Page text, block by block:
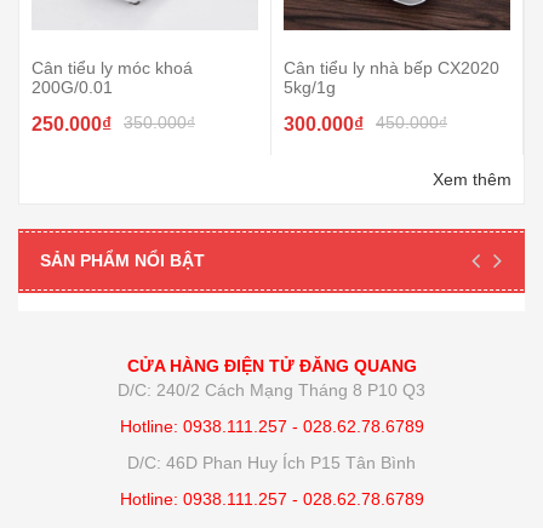
Cân tiểu ly móc khoá
200G/0.01
250.000₫ 350.000₫
Cân tiểu ly nhà bếp CX2020
5kg/1g
300.000₫ 450.000₫
Xem thêm
SẢN PHẨM NỔI BẬT
CỬA HÀNG ĐIỆN TỬ ĐĂNG QUANG
D/C: 240/2 Cách Mạng Tháng 8 P10 Q3
Hotline: 0938.111.257 - 028.62.78.6789
D/C: 46D Phan Huy Ích P15 Tân Bình
Hotline: 0938.111.257 - 028.62.78.6789